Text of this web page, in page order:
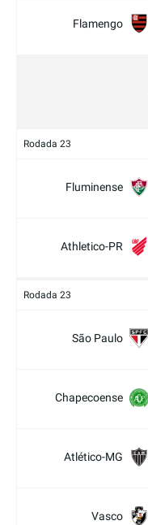
Flamengo
Rodada 23
Fluminense
Athletico-PR
Rodada 23
São Paulo
Chapecoense
Atlético-MG
Vasco